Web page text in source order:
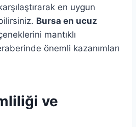
en uygun
Bursa en ucuz
mantıklı
önemli kazanımları
ve